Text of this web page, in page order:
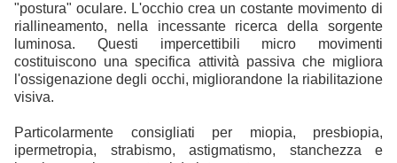
"postura" oculare. L'occhio crea un costante movimento di
riallineamento, nella incessante ricerca della sorgente
luminosa. Questi impercettibili micro movimenti
costituiscono una specifica attività passiva che migliora
l'ossigenazione degli occhi, migliorandone la riabilitazione
visiva.
Particolarmente consigliati per miopia, presbiopia,
ipermetropia, strabismo, astigmatismo, stanchezza e